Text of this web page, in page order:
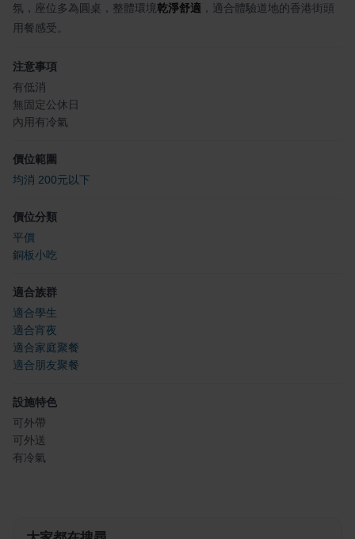
氛，座位多為圓桌，整體環境乾淨舒適 ，適合體驗道地的香港街頭
用餐感受。
注意事項
有低消
無固定公休日
內用有冷氣
價位範圍
均消 200元以下
價位分類
平價
銅板小吃
適合族群
適合學生
適合宵夜
適合家庭聚餐
適合朋友聚餐
設施特色
可外帶
可外送
有冷氣